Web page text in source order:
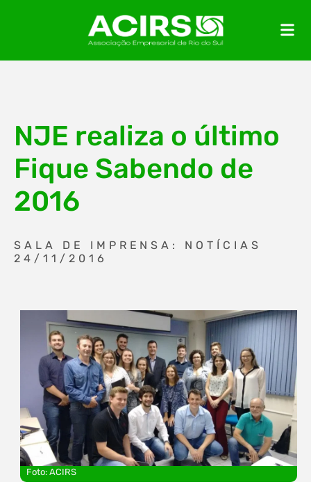
NJE realiza o último
Fique Sabendo de
2016
SALA DE IMPRENSA: NOTÍCIAS
24/11/2016
Foto: ACIRS